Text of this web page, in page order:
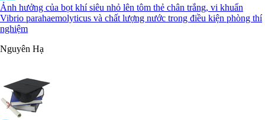
Ảnh hưởng của bọt khí siêu nhỏ lên tôm thẻ chân trắng, vi khuẩn
Vibrio parahaemolyticus và chất lượng nước trong điều kiện phòng thí
nghiệm
Nguyên Hạ